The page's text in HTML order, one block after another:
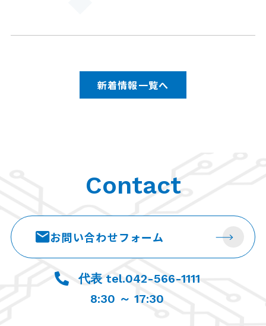
新着情報一覧へ
Contact
お問い合わせフォーム
代表 tel.042-566-1111
8:30 ～ 17:30